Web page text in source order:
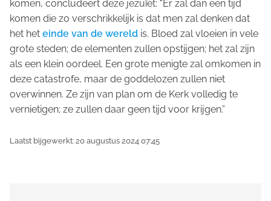
komen, concludeert deze jezuïet: "Er zal dan een tijd
komen die zo verschrikkelijk is dat men zal denken dat
het het einde van de wereld is. Bloed zal vloeien in vele
grote steden; de elementen zullen opstijgen; het zal zijn
als een klein oordeel. Een grote menigte zal omkomen in
deze catastrofe, maar de goddelozen zullen niet
overwinnen. Ze zijn van plan om de Kerk volledig te
vernietigen; ze zullen daar geen tijd voor krijgen.”
Laatst bijgewerkt: 20 augustus 2024 07:45